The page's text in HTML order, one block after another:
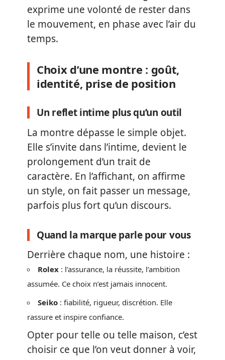
exprime une volonté de rester dans
le mouvement, en phase avec l’air du
temps.
Choix d’une montre : goût,
identité, prise de position
Un reflet intime plus qu’un outil
La montre dépasse le simple objet.
Elle s’invite dans l’intime, devient le
prolongement d’un trait de
caractère. En l’affichant, on affirme
un style, on fait passer un message,
parfois plus fort qu’un discours.
Quand la marque parle pour vous
Derrière chaque nom, une histoire :
Rolex : l’assurance, la réussite, l’ambition
assumée. Ce choix n’est jamais innocent.
Seiko : fiabilité, rigueur, discrétion. Elle
rassure et inspire confiance.
Opter pour telle ou telle maison, c’est
choisir ce que l’on veut donner à voir,